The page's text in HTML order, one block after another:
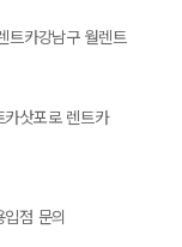
트카강남구 월렌트
카삿포로 렌트카
입점 문의